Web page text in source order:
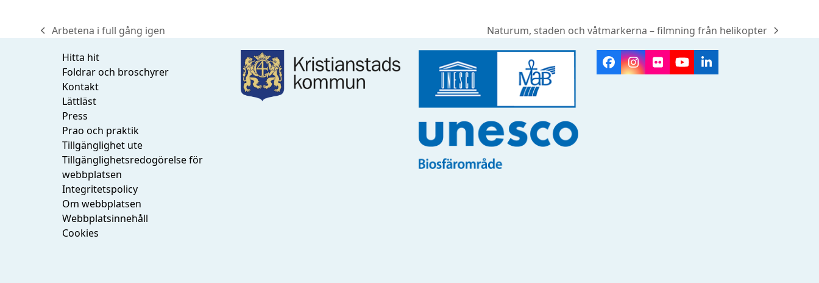
previous
post:
Arbetena i full gång igen
next
post:
Naturum, staden och våtmarkerna – filmning från helikopter
Hitta hit
Foldrar och broschyrer
Kontakt
Lättläst
Press
Prao och praktik
Tillgänglighet ute
Tillgänglighetsredogörelse för
webbplatsen
Integritetspolicy
Om webbplatsen
Webbplatsinnehåll
Cookies
Facebook
Instagram
FlickrYouTubeLinkedIn